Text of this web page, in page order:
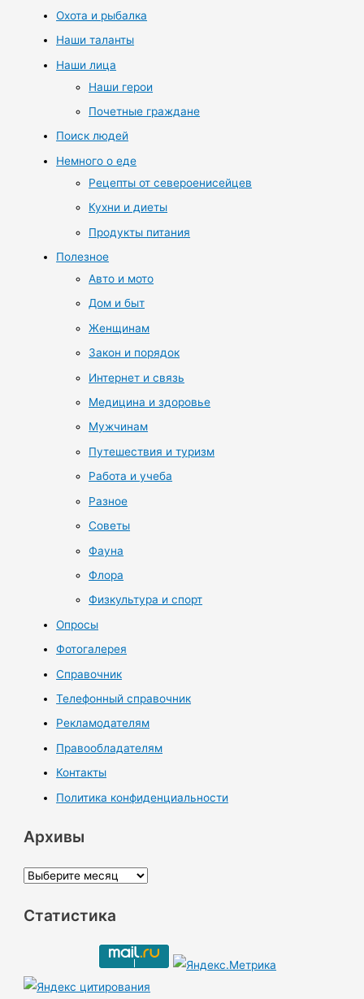
Охота и рыбалка
Наши таланты
Наши лица
Наши герои
Почетные граждане
Поиск людей
Немного о еде
Рецепты от североенисейцев
Кухни и диеты
Продукты питания
Полезное
Авто и мото
Дом и быт
Женщинам
Закон и порядок
Интернет и связь
Медицина и здоровье
Мужчинам
Путешествия и туризм
Работа и учеба
Разное
Советы
Фауна
Флора
Физкультура и спорт
Опросы
Фотогалерея
Справочник
Телефонный справочник
Рекламодателям
Правообладателям
Контакты
Политика конфиденциальности
Архивы
А
х
ы
Статистика